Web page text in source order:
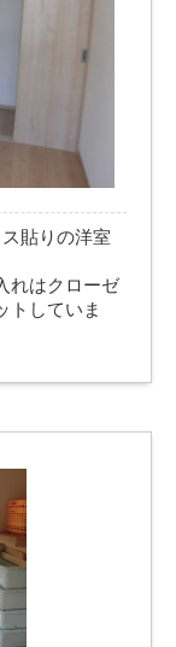
貼りの洋室
れはクローゼ
トしていま